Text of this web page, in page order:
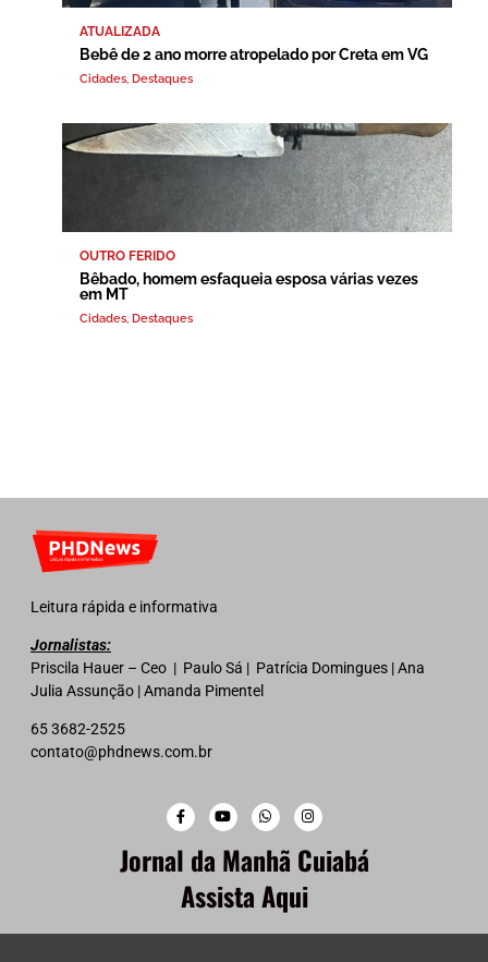
ATUALIZADA
Bebê de 2 ano morre atropelado por Creta em VG
Cidades, Destaques
OUTRO FERIDO
Bêbado, homem esfaqueia esposa várias vezes
em MT
Cidades, Destaques
Leitura rápida e informativa
Jornalistas:
Priscila Hauer – Ceo | Paulo Sá | Patrícia Domingues | Ana
Julia Assunção | Amanda Pimentel
65 3682-2525
contato@phdnews.com.br
Jornal da Manhã Cuiabá
Assista Aqui